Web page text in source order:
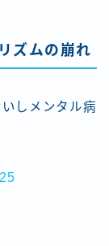
ズムの崩れ
しメンタル病